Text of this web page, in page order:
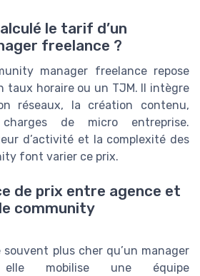
le tarif d’un
freelance ?
manager freelance repose
taux horaire ou un TJM. Il intègre
réseaux, la création contenu,
de micro entreprise.
d’activité et la complexité des
font varier ce prix.
de prix entre agence et
community
plus cher qu’un manager
mobilise une équipe